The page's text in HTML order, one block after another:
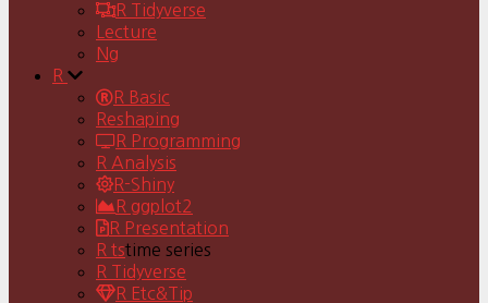
R Tidyverse
Lecture
Ng
R
R Basic
Reshaping
R Programming
R Analysis
R-Shiny
R ggplot2
R Presentation
R tstime series
R Tidyverse
R Etc&Tip